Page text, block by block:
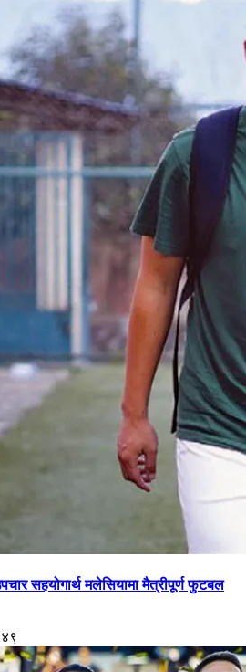
सहयोगार्थ मलेसियामा मैत्रीपूर्ण फुटबल